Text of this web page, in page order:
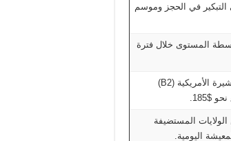
التبكير في الحجز وموسم
المستوى خلال فترة
رسوم التأشيرة الأمريكية (B2)
$185.
الولايات المستضيفة
اليومية.